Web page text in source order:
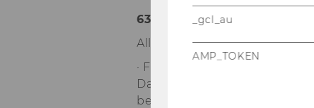
63) Aus­schrei­bun­gen von
All­ge­mei­ne In­for­ma­tio­nen:
· Frau­en­för­de­rung:
Da sich die
beim wissen-​schaftlichen
_gcl_au
AMP_TOKEN